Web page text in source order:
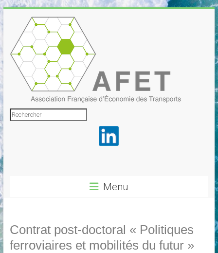
to
content
Association
Transports
Menu
Contrat post-doctoral « Politiques
ferroviaires et mobilités du futur »